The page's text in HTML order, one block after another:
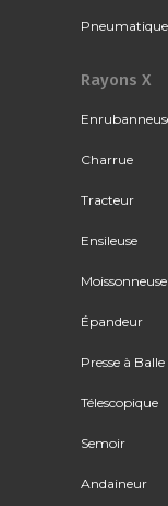
Pneumatique
Rayons X
Charrue
Tracteur
Ensileuse
Épandeur
Presse à
Télescopique
Semoir
Andaineur